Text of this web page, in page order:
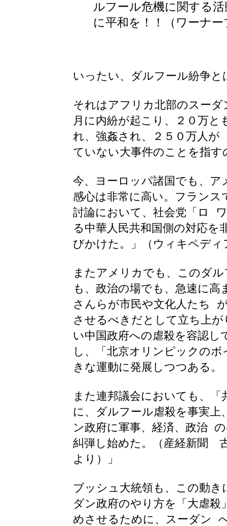
ルフール危機に関する
に平和を！！（ワーナ
いったい、ダルフール紛争と
それはアフリカ北部のスー
月に内紛が起こり、２０万
れ、強姦され、２５０万人
ていない大事件のことを指す
今、ヨーロッパ諸国でも、
感心は非常に高い。フラン
討論において、社会党「ロ
る中華人民共和国側の対応
びかけた。」（ウィキペディ
またアメリカでも、このダ
も、政治の場でも、急速に
さんらが市民や文化人たち
させるべきだとして立ち上
い中国政府への虐殺を容認
し、「北京オリンピックの
きな運動に発展しつつある。
また連邦議会においても、
に、ダルフール虐殺を事実
ン政府に軍事、経済、政治
糾弾し始めた。（産経新聞
より）」
ブッシュ大統領も、この動
ダン政府のやり方を「大虐
めさせるために、スーダン